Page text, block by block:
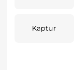
Kaptur